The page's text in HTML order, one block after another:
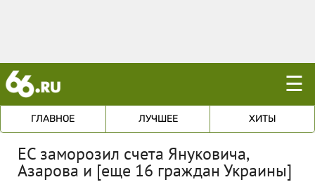
☰
ГЛАВНОЕ ЛУЧШЕЕ ХИТЫ
ЕС заморозил счета Януковича,
Азарова и [еще 16 граждан Украины]